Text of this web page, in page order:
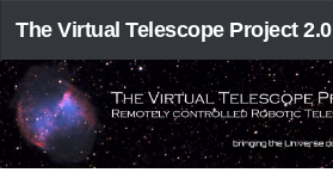
The Virtual Telescope Project 2.0